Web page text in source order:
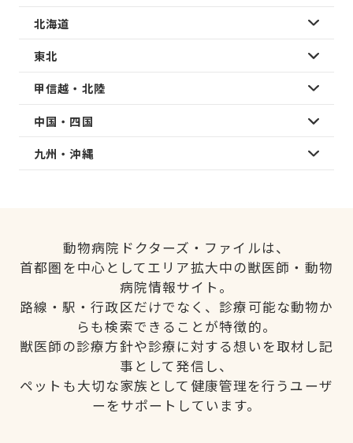
北海道
東北
甲信越・北陸
中国・四国
九州・沖縄
動物病院ドクターズ・ファイルは、
首都圏を中心としてエリア拡大中の獣医師・動物
病院情報サイト。
路線・駅・行政区だけでなく、診療可能な動物か
らも検索できることが特徴的。
獣医師の診療方針や診療に対する想いを取材し記
事として発信し、
ペットも大切な家族として健康管理を行うユーザ
ーをサポートしています。